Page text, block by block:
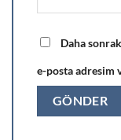
Daha
e-posta adresim